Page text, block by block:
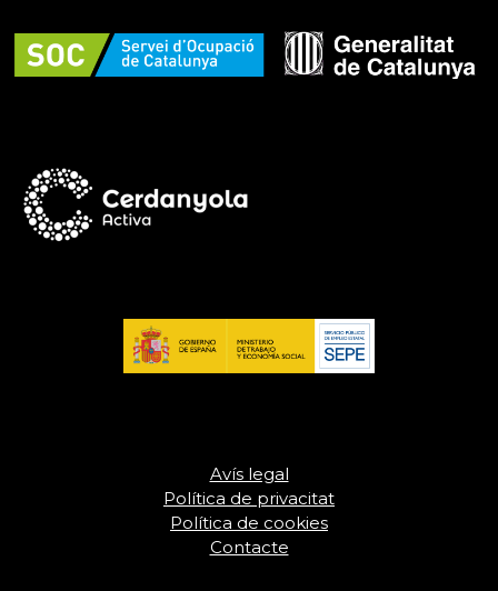
Avís legal
Política de privacitat
Política de cookies
Contacte